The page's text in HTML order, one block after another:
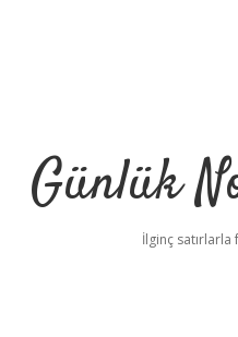
Günlük
İlginç satırlarla